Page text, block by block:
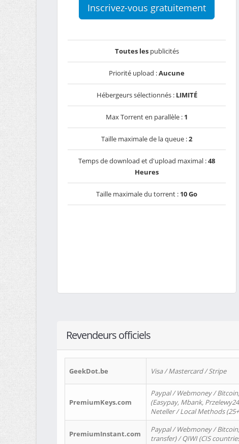
Inscrivez-vous gratuitement
Toutes lespublicités
Priorité upload :Aucune
Hébergeurs sélectionnés : LIMITÉ
Max Torrent en parallèle : 1
Taille maximale de la queue :2
Temps de download et d'upload maximal :48
Heures
Taille maximale du torrent : 10 Go
Revendeurs officiels
GeekDot.be Visa / Mastercard / Stripe
PremiumKeys.com
Paypal / Webmoney / Bitcoin,
(Easypay, Mbank,
Neteller / Local Methods
PremiumInstant.com
Paypal / Webmoney /
transfer) / QIWI (CIS